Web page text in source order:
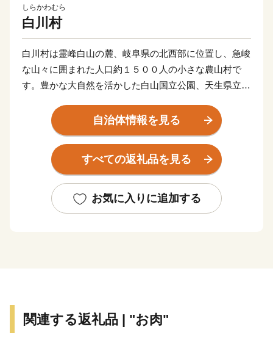
しらかわむら
白川村
白川村は霊峰白山の麓、岐阜県の北西部に位置し、急峻
な山々に囲まれた人口約１５００人の小さな農山村で
す。豊かな大自然を活かした白山国立公園、天生県立自
は涼しく過ごしやすい反面、冬は一面の雪に覆われると
いうのが、気候の特徴です。平成７年には世界遺産に登
録されている白川郷合掌造り集落は、合掌造り家屋が大
小併せて１１４棟保存され、今もなお住民が生活し、合
相互扶助により、美しい日本の風景を守っています。今
後も住み続けたい村づくりを進めていくため、皆様ぜひ
自治体情報を見る
すべての返礼品を見る
お気に入りに追加する
関連する返礼品 | "お肉"